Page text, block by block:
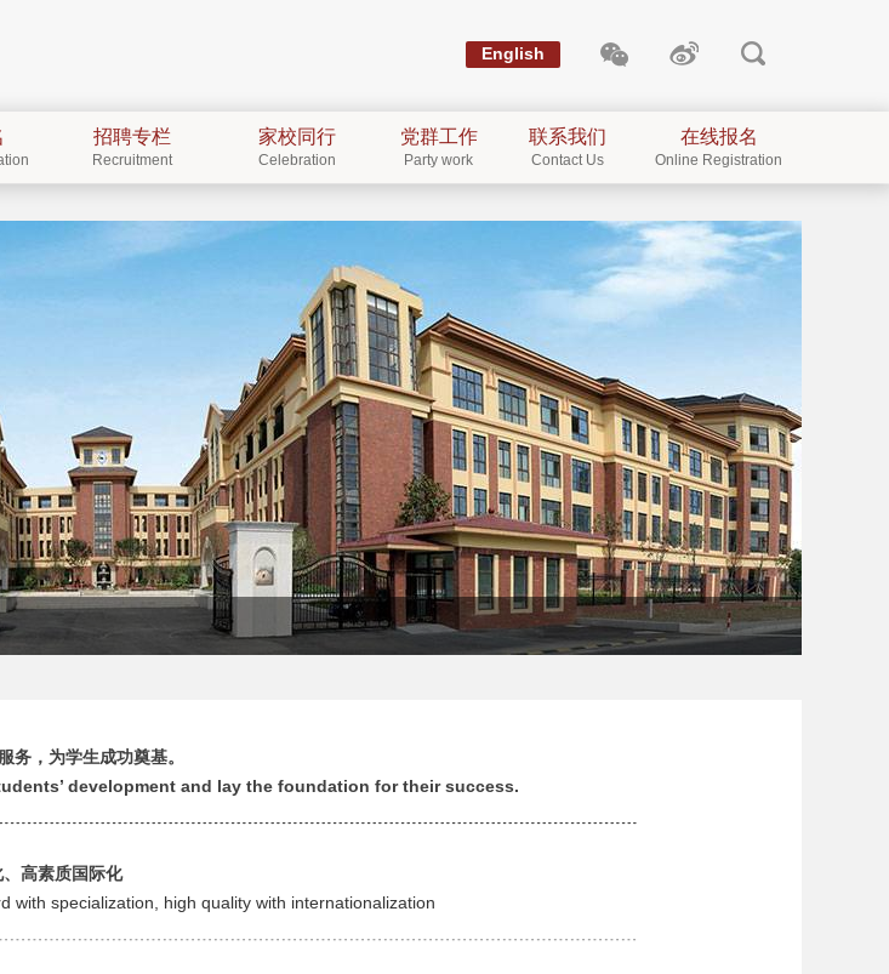
English
招聘专栏
Recruitment
家校同行
Celebration
党群工作
Party work
联系我们
Contact Us
在线报名
Online Registration
务，为学生成功奠基。
development and lay the foundation for their success.
高素质国际化
with specialization, high quality with internationalization